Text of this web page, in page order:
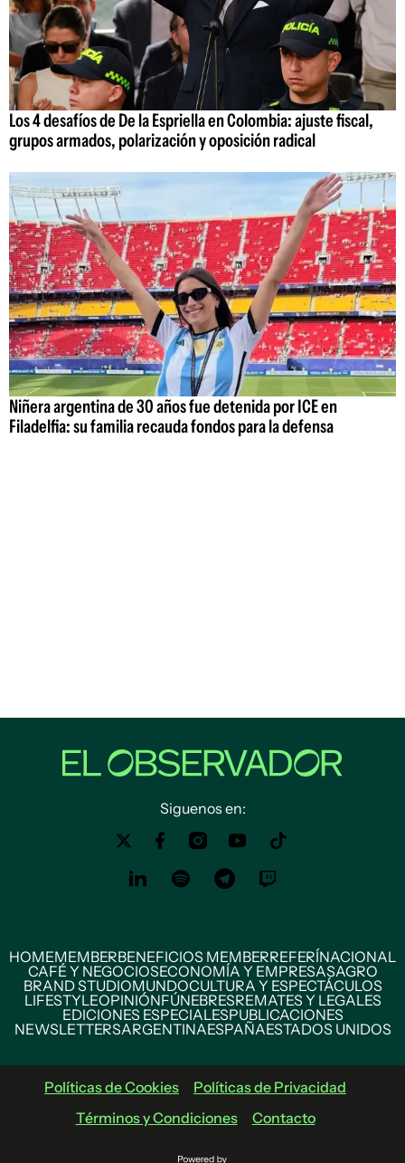
Los 4 desafíos de De la Espriella en Colombia: ajuste fiscal,
grupos armados, polarización y oposición radical
Niñera argentina de 30 años fue detenida por ICE en
Filadelfia: su familia recauda fondos para la defensa
Siguenos en:
HOMEMEMBERBENEFICIOS MEMBERREFERÍNACIONAL
CAFÉ Y NEGOCIOSECONOMÍA Y EMPRESASAGRO
BRAND STUDIOMUNDOCULTURA Y ESPECTÁCULOS
LIFESTYLEOPINIÓNFÚNEBRESREMATES Y LEGALES
EDICIONES ESPECIALESPUBLICACIONES
NEWSLETTERSARGENTINAESPAÑAESTADOS UNIDOS
Políticas de Cookies
Políticas de Privacidad
Términos y Condiciones
Contacto